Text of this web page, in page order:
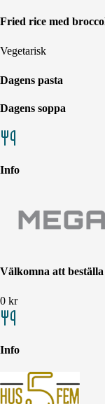
Fried rice med
Vegetarisk
Dagens pasta
Dagens soppa
Info
Välkomna att
0 kr
Info